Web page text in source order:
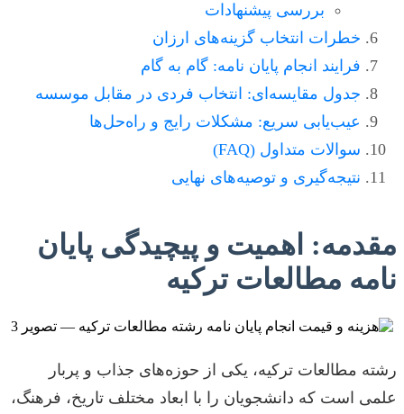
بررسی پیشنهادات
خطرات انتخاب گزینه‌های ارزان
فرایند انجام پایان نامه: گام به گام
جدول مقایسه‌ای: انتخاب فردی در مقابل موسسه
عیب‌یابی سریع: مشکلات رایج و راه‌حل‌ها
سوالات متداول (FAQ)
نتیجه‌گیری و توصیه‌های نهایی
مقدمه: اهمیت و پیچیدگی پایان
نامه مطالعات ترکیه
رشته مطالعات ترکیه، یکی از حوزه‌های جذاب و پربار
علمی است که دانشجویان را با ابعاد مختلف تاریخ، فرهنگ،